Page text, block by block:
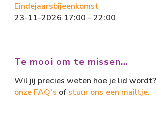
Eindejaarsbijeenkomst
23-11-2026 17:00 - 22:00
Te mooi om te missen…
Wil jij precies weten hoe je lid wordt?
onze FAQ's of stuur ons een mailtje.